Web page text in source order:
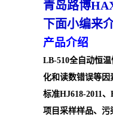
青岛路博
下面小编来
产品介绍
LB-510全自动恒
化和读数错误等因
标准HJ618-2011、
项目采样样品、污